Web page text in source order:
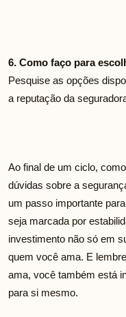
6. Como faço para
Pesquise as opções
a reputação da
Ao final de um ciclo,
dúvidas sobre a
um passo importante
seja marcada por
investimento não só em
quem você ama. E
ama, você também está
para si mesmo.